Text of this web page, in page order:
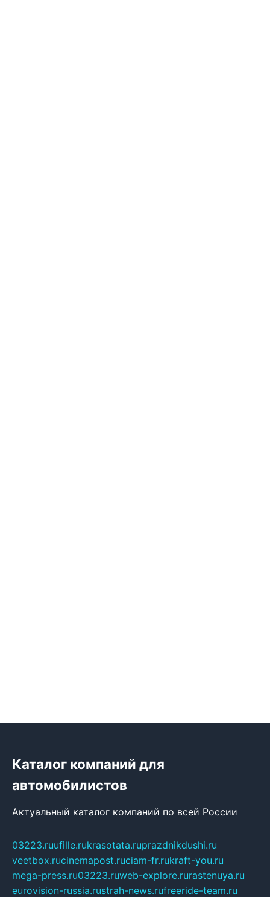
Каталог компаний для
автомобилистов
Актуальный каталог компаний по всей России
03223.ruufille.rukrasotata.ruprazdnikdushi.ru
veetbox.rucinemapost.ruciam-fr.rukraft-you.ru
mega-press.ru03223.ruweb-explore.rurastenuya.ru
eurovision-russia.rustrah-news.rufreeride-team.ru